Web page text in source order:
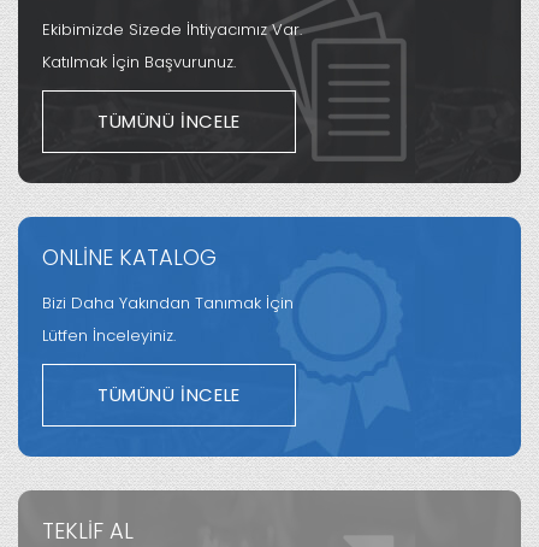
Ekibimizde Sizede İhtiyacımız Var.
Katılmak İçin Başvurunuz.
TÜMÜNÜ İNCELE
ONLİNE KATALOG
Bizi Daha Yakından Tanımak İçin
Lütfen İnceleyiniz.
TÜMÜNÜ İNCELE
TEKLİF AL